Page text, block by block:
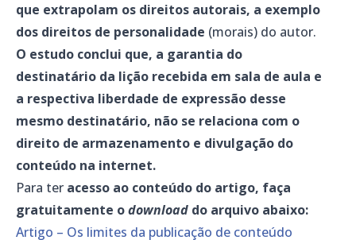
que extrapolam os direitos autorais, a exemplo
dos direitos de personalidade (morais) do autor.
O estudo conclui que, a garantia do
destinatário da lição recebida em sala de aula e
a respectiva liberdade de expressão desse
mesmo destinatário, não se relaciona com o
direito de armazenamento e divulgação do
conteúdo na internet.
Para ter acesso ao conteúdo do artigo, faça
gratuitamente odownload do arquivo abaixo:
Artigo – Os limites da publicação de conteúdo